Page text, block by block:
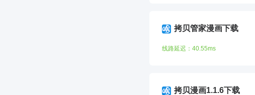
拷贝管家漫画下载
线路延迟：40.55ms
拷贝漫画1.1.6下载